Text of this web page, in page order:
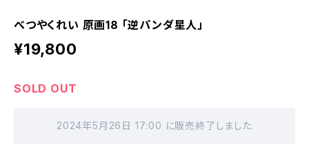
べつやくれい 原画18 「逆パンダ星人」
¥19,800
SOLD OUT
2024年5月26日 17:00 に販売終了しました